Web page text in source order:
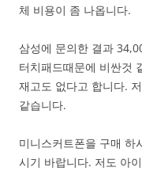
체 비용이 좀 나옵니다.
삼성에 문의한 결과
터치패드때문에 비싼것
재고도 없다고 합니다.
같습니다.
미니스커트폰을 구매 하
시기 바랍니다. 저도 아